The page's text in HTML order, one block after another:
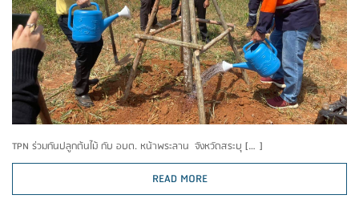
TPN ร่วมกันปลูกต้นไม้ กับ อบต. หน้าพระลาน จังหวัดสระบุ […]
READ MORE